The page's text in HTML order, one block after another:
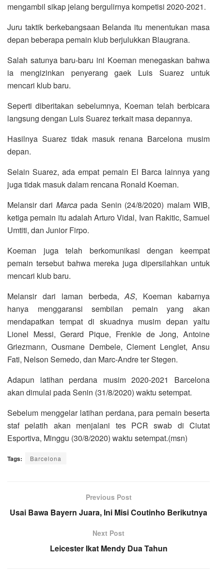
mengambil sikap jelang bergulirnya kompetisi 2020-2021.
Juru taktik berkebangsaan Belanda itu menentukan masa
depan beberapa pemain klub berjulukkan Blaugrana.
Salah satunya baru-baru ini Koeman menegaskan bahwa
ia mengizinkan penyerang gaek Luis Suarez untuk
mencari klub baru.
Seperti diberitakan sebelumnya, Koeman telah berbicara
langsung dengan Luis Suarez terkait masa depannya.
Hasilnya Suarez tidak masuk renana Barcelona musim
depan.
Selain Suarez, ada empat pemain El Barca lainnya yang
juga tidak masuk dalam rencana Ronald Koeman.
Melansir dari Marcapada Senin (24/8/2020) malam WIB,
ketiga pemain itu adalah Arturo Vidal, Ivan Rakitic, Samuel
Umtiti, dan Junior Firpo.
Koeman juga telah berkomunikasi dengan keempat
pemain tersebut bahwa mereka juga dipersilahkan untuk
mencari klub baru.
Melansir dari laman berbeda,AS, Koeman kabarnya
hanya menggaransi sembilan pemain yang akan
mendapatkan tempat di skuadnya musim depan yaitu
Lionel Messi, Gerard Pique, Frenkie de Jong, Antoine
Griezmann, Ousmane Dembele, Clement Lenglet, Ansu
Fati, Nelson Semedo, dan Marc-Andre ter Stegen.
Adapun latihan perdana musim 2020-2021 Barcelona
akan dimulai pada Senin (31/8/2020) waktu setempat.
Sebelum menggelar latihan perdana, para pemain beserta
staf pelatih akan menjalani tes PCR swab di Ciutat
Esportiva, Minggu (30/8/2020) waktu setempat.(msn)
Tags: Barcelona
Previous Post
Usai Bawa Bayern Juara, Ini Misi Coutinho Berikutnya
Next Post
Leicester Ikat Mendy Dua Tahun